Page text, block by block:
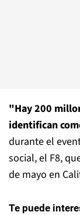
"Hay 200
identifican
durante el
social, el F8,
de mayo en
Te puede